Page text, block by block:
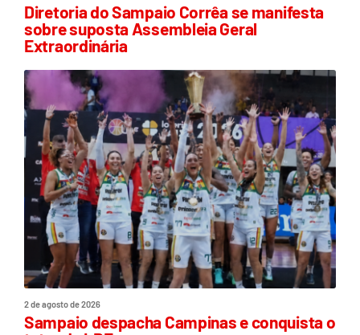
Diretoria do Sampaio Corrêa se manifesta
sobre suposta Assembleia Geral
Extraordinária
2 de agosto de 2026
Sampaio despacha Campinas e conquista o